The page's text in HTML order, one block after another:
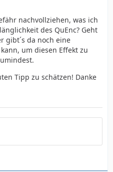
nachvollziehen, was ich
des QuEnc? Geht
gibt´s da noch eine
um diesen Effekt zu
Tipp zu schätzen! Danke